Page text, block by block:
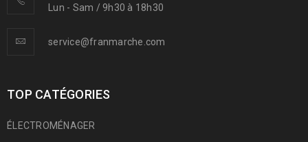
Lun - Sam / 9h30 à 18h30
service@franmarche.com
TOP CATÉGORIES
ÉLECTROMÉNAGER